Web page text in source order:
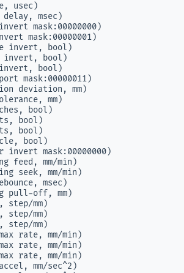
usec)
msec)
mask:00000000)
mask:00000001)
invert, bool)
invert, bool)
invert, bool)
mask:00000011)
deviation, mm)
mm)
bool)
bool)
bool)
bool)
invert mask:00000000)
feed, mm/min)
seek, mm/min)
msec)
pull-off, mm)
step/mm)
step/mm)
step/mm)
rate, mm/min)
rate, mm/min)
rate, mm/min)
mm/sec^2)